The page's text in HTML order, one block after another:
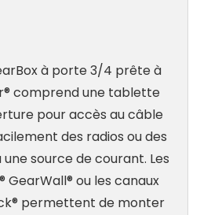
à porte 3/4 prête à
comprend une tablette
pour accès au câble
des radios ou des
source de courant. Les
GearWall® ou les canaux
permettent de monter